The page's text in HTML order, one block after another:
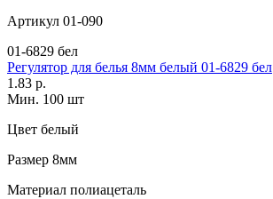
Артикул 01-090
01-6829 бел
Регулятор для белья 8мм белый 01-6829 бел
1.83 р.
Мин. 100 шт
Цвет белый
Размер 8мм
Материал полиацеталь